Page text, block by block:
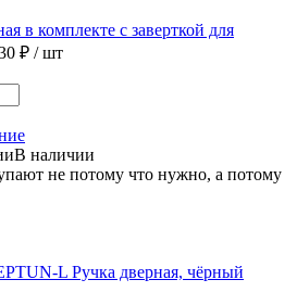
в комплекте с заверткой для
₽ / шт
В наличии
не потому что нужно, а потому